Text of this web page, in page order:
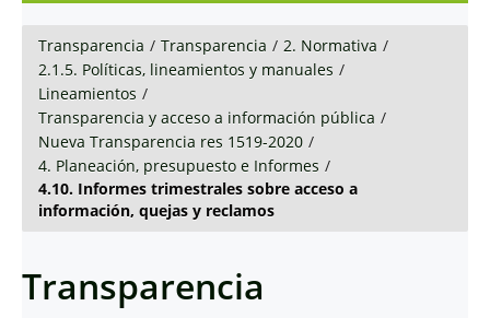
Transparencia / Transparencia / 2. Normativa /
2.1.5. Políticas, lineamientos y manuales /
Lineamientos /
Transparencia y acceso a información pública /
Nueva Transparencia res 1519-2020 /
4. Planeación, presupuesto e Informes /
4.10. Informes trimestrales sobre acceso a
información, quejas y reclamos
Transparencia